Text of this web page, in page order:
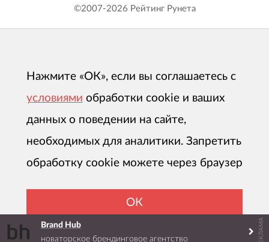
Brand Hub
новаторское брендинговое агентство
РЕКЛАМА
©2007-2026 Рейтинг Рунета
Нажмите «ОК», если вы соглашаетесь с
условиями обработки cookie и ваших
данных о поведении на сайте,
необходимых для аналитики. Запретить
обработку cookie можете через браузер
ОК